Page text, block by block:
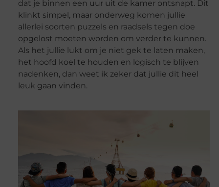
dat je binnen een uur uit de kamer ontsnapt. Dit
klinkt simpel, maar onderweg komen jullie
allerlei soorten puzzels en raadsels tegen doe
opgelost moeten worden om verder te kunnen.
Als het jullie lukt om je niet gek te laten maken,
het hoofd koel te houden en logisch te blijven
nadenken, dan weet ik zeker dat jullie dit heel
leuk gaan vinden.